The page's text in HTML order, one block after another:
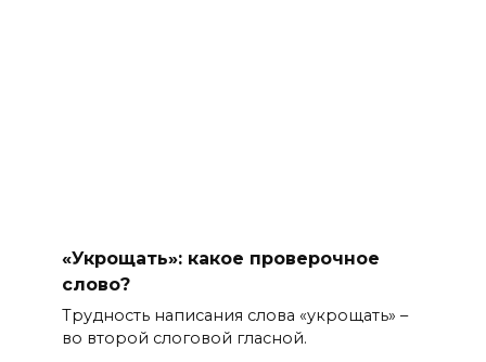
«Укрощать»: какое проверочное
слово?
Трудность написания слова «укрощать» –
во второй слоговой гласной.